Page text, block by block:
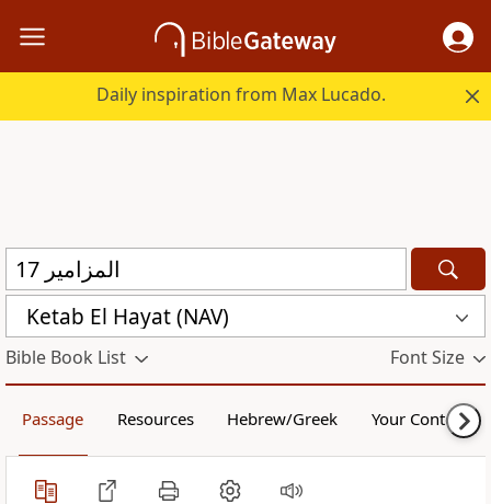
Daily inspiration from Max Lucado.
Ketab El Hayat (NAV)
Bible Book List Font Size
Passage Resources Hebrew/Greek Your Content